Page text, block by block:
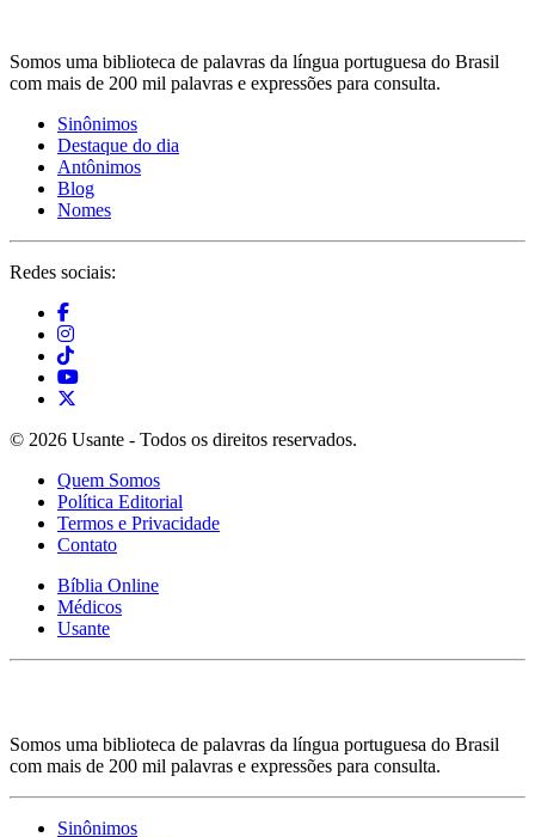
Somos uma biblioteca de palavras da língua portuguesa do Brasil
com mais de 200 mil palavras e expressões para consulta.
Sinônimos
Destaque do dia
Antônimos
Blog
Nomes
Redes sociais:
© 2026 Usante - Todos os direitos reservados.
Quem Somos
Política Editorial
Termos e Privacidade
Contato
Bíblia Online
Médicos
Usante
Somos uma biblioteca de palavras da língua portuguesa do Brasil
com mais de 200 mil palavras e expressões para consulta.
Sinônimos